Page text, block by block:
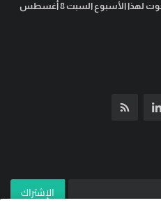
توقعات برج الحوت لهذا الأسبوع السبت 8 أغسطس
الإشتراك